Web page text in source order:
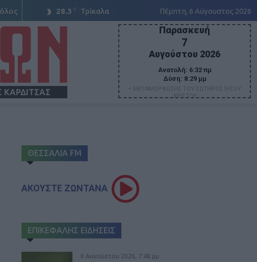
28.3 C Τρίκαλα Πέμπτη, 6 Αύγουστος 2026
Παρασκευή
7
Αυγούστου 2026
Ανατολή: 6:32 πμ
Δύση: 8:29 μμ
+ ΜΕΤΑΜΟΡΦΩΣΗΣ ΤΟΥ ΣΩΤΗΡΟΣ ΙΗΣΟΥ
ΧΡΙΣΤΟΥ
ΘΕΣΣΑΛΙΑ FM
ΑΚΟΥΣΤΕ ΖΩΝΤΑΝΑ
ΕΠΙΚΕΦΑΛΗΣ ΕΙΔΗΣΕΙΣ
6 Αυγούστου 2026, 7:48 μμ